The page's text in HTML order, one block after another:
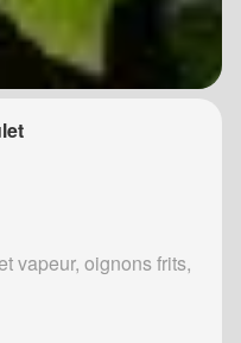
vapeur, oignons frits,